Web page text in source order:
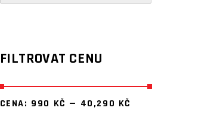
FILTROVAT CENU
CENA: 990 KČ — 40,290 KČ